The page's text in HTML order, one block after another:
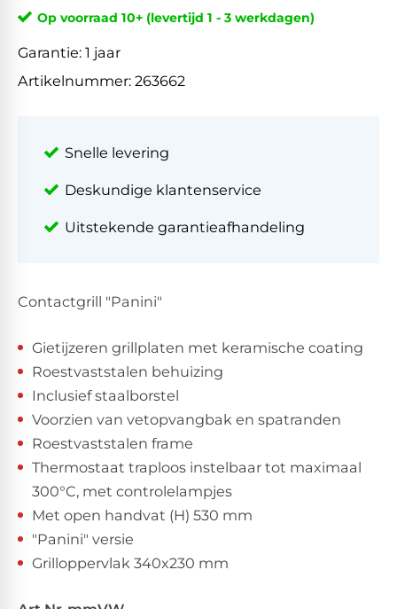
Op voorraad 10+ (levertijd 1 - 3 werkdagen)
Garantie: 1 jaar
Artikelnummer: 263662
Snelle levering
Deskundige klantenservice
Uitstekende garantieafhandeling
Contactgrill "Panini"
Gietijzeren grillplaten met keramische coating
Roestvaststalen behuizing
Inclusief staalborstel
Voorzien van vetopvangbak en spatranden
Roestvaststalen frame
Thermostaat traploos instelbaar tot maximaal
300°C, met controlelampjes
Met open handvat (H) 530 mm
"Panini" versie
Grilloppervlak 340x230 mm